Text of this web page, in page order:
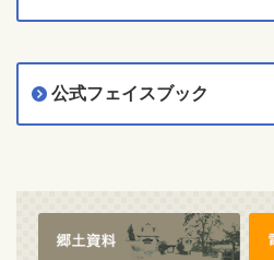
公式フェイスブック